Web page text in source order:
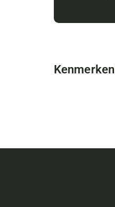
Kenmerken